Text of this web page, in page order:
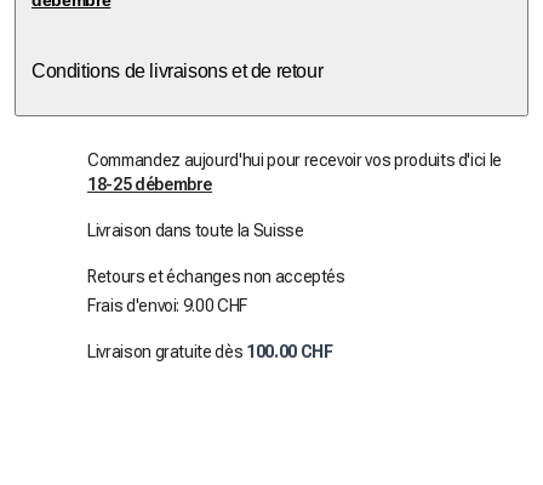
Conditions de livraisons et de retour
Commandez aujourd'hui pour recevoir vos produits d'ici le
18-25 débembre
Livraison dans toute la Suisse
Retours et échanges non acceptés
Frais d'envoi: 9.00 CHF
Livraison gratuite dès 100.00 CHF